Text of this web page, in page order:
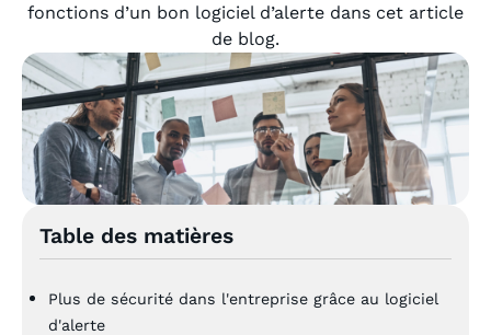
fonctions d’un bon logiciel d’alerte dans cet article
de blog.
Table des matières
Plus de sécurité dans l'entreprise grâce au logiciel
d'alerte